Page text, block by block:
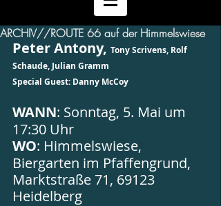
ARCHIV//ROUTE 66 auf der Himmelswiese
Peter Antony, Tony Scrivens, Rolf
Schaude, Julian Gramm
Special Guest: Danny McCoy
WANN: Sonntag, 5. Mai um
17:30 Uhr
WO: Himmelswiese,
Biergarten im Pfaffengrund,
Marktstraße 71, 69123
Heidelberg